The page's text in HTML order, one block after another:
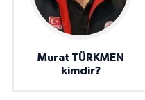
Murat TÜRKMEN
kimdir?